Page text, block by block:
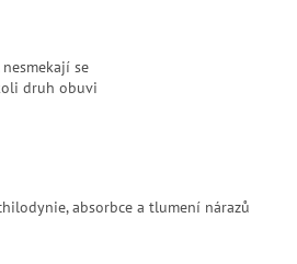
se
druh obuvi
absorbce a tlumení nárazů